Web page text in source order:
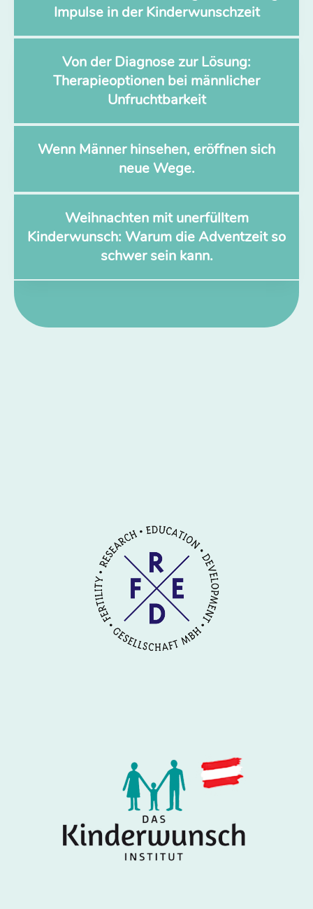
Impulse in der Kinderwunschzeit
Von der Diagnose zur Lösung:
Therapieoptionen bei männlicher
Unfruchtbarkeit
Wenn Männer hinsehen, eröffnen sich
neue Wege.
Weihnachten mit unerfülltem
Kinderwunsch: Warum die Adventzeit so
schwer sein kann.